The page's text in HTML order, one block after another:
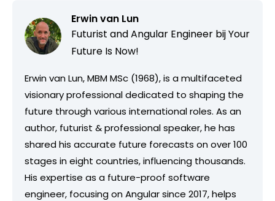
Erwin van Lun
Futurist and Angular Engineer bijYour
Future Is Now!
Erwin van Lun, MBM MSc (1968), is a multifaceted
visionary professional dedicated to shaping the
future through various international roles. As an
author, futurist & professional speaker, he has
shared his accurate future forecasts on over 100
stages in eight countries, influencing thousands.
His expertise as a future-proof software
engineer, focusing on Angular since 2017, helps